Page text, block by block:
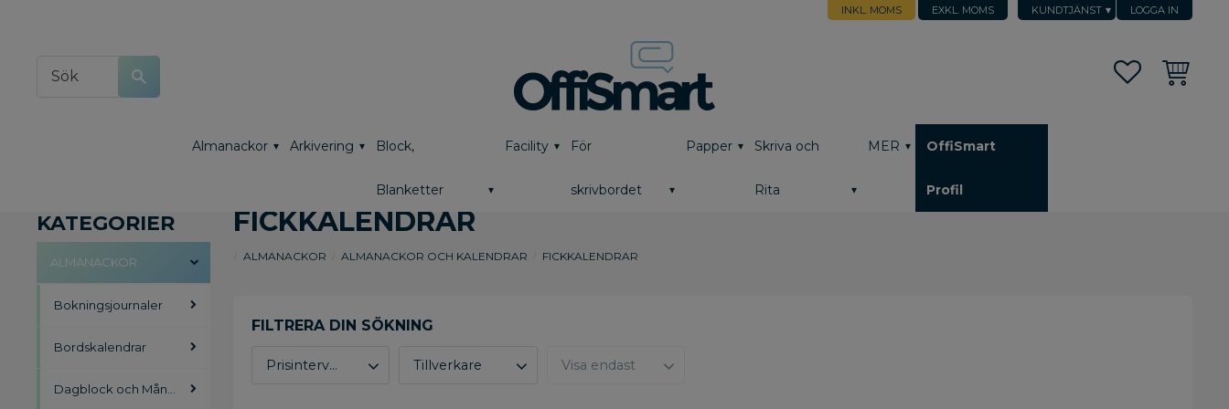
KUNDTJÄNST LOGGA IN
INKL. MOMS EXKL. MOMS
FavoriterKundvagn
Almanackor Arkivering Block,
Blanketter
Facility För
skrivbordet
Papper Skriva och
Rita
MER OffiSmart
Profil
FICKKALENDRAR
ALMANACKOR ALMANACKOR OCH KALENDRAR FICKKALENDRAR
Prisintervall Tillverkare Visa endast
KATEGORIER
ALMANACKOR
Bokningsjournaler
Bordskalendrar
Dagblock och Månadsblock